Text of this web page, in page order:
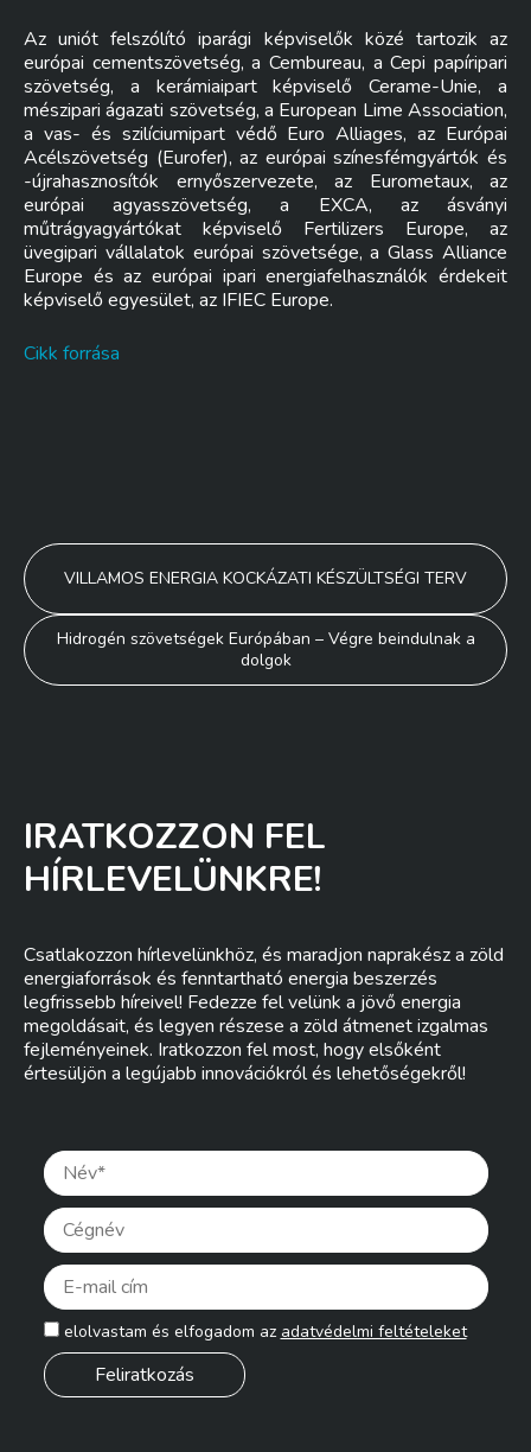
Az uniót felszólító iparági képviselők közé tartozik az
európai cementszövetség, a Cembureau, a Cepi papíripari
szövetség, a kerámiaipart képviselő Cerame-Unie, a
mészipari ágazati szövetség, a European Lime Association,
a vas- és szilíciumipart védő Euro Alliages, az Európai
Acélszövetség (Eurofer), az európai színesfémgyártók és
-újrahasznosítók ernyőszervezete, az Eurometaux, az
európai agyasszövetség, a EXCA, az ásványi
műtrágyagyártókat képviselő Fertilizers Europe, az
üvegipari vállalatok európai szövetsége, a Glass Alliance
Europe és az európai ipari energiafelhasználók érdekeit
képviselő egyesület, az IFIEC Europe.
Cikk forrása
Bejegyzés
navigáció
VILLAMOS ENERGIA KOCKÁZATI KÉSZÜLTSÉGI TERV
Hidrogén szövetségek Európában – Végre beindulnak a
dolgok
IRATKOZZON FEL
HÍRLEVELÜNKRE!
Csatlakozzon hírlevelünkhöz, és maradjon naprakész a zöld
energiaforrások és fenntartható energia beszerzés
legfrissebb híreivel! Fedezze fel velünk a jövő energia
megoldásait, és legyen részese a zöld átmenet izgalmas
fejleményeinek. Iratkozzon fel most, hogy elsőként
értesüljön a legújabb innovációkról és lehetőségekről!
elolvastam és elfogadom az adatvédelmi feltételeket